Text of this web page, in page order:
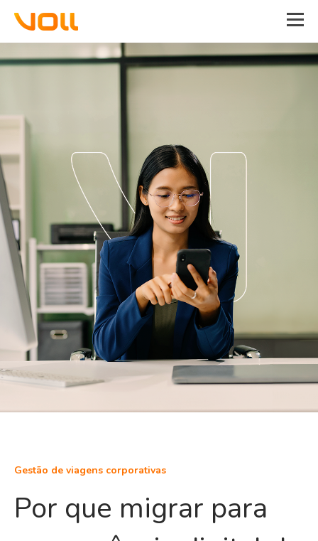
Gestão de viagens corporativas
Por que migrar para